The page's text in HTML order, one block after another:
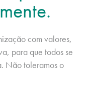
com valores,
para que todos se
Não toleramos o